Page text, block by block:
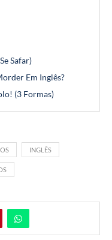
Safar)
Em Inglês?
(3 Formas)
INGLÊS